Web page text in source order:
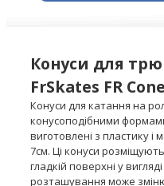
Конуси для
FrSkates FR
Конуси для катання на
конусоподібними
виготовлені з пластику і
7см. Ці конуси
гладкій поверхні у
розташування може